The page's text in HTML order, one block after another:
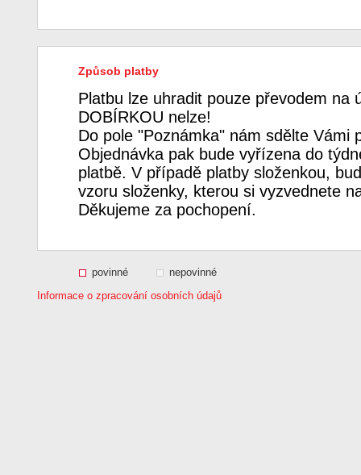
Způsob platby
Platbu lze uhradit pouze převodem na
DOBÍRKOU nelze!
Do pole "Poznámka" nám sdělte Vámi
Objednávka pak bude vyřízena do
platbě. V případě platby složenkou,
vzoru složenky, kterou si vyzvednete
Děkujeme za pochopení.
povinné
nepovinné
Informace o zpracování osobních údajů